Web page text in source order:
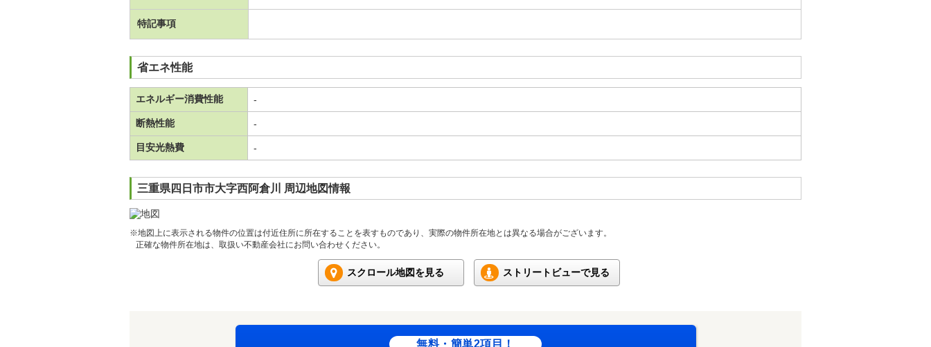
特記事項
省エネ性能
エネルギー消費性能 -
断熱性能 -
目安光熱費 -
三重県四日市市大字西阿倉川 周辺地図情報
※地図上に表示される物件の位置は付近住所に所在することを表すものであり、実際の物件所在地とは異なる場合がございます。
正確な物件所在地は、取扱い不動産会社にお問い合わせください。
スクロール地図を見る ストリートビューで見る
無料・簡単2項目！